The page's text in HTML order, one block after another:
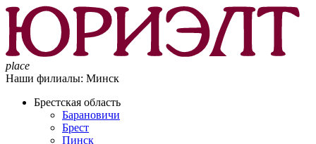
place
Наши филиалы: Минск
Брестская область
Барановичи
Брест
Пинск